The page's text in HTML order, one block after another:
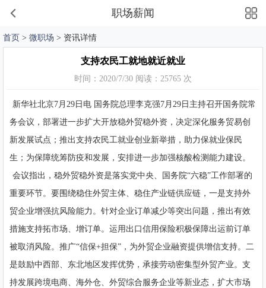
职场薪闻
首页 > 微职场 > 资讯详情
支持农民工就地就近就业
时间：2020/7/30 阅读：25765 次
新华社北京7月29日电 国务院总理李克强7月29日主持召开国务院常
务会议，部署进一步扩大开放稳外贸稳外资，决定深化服务贸易创
新发展试点；推出支持农民工就业创业新举措，助力保就业保民
生；为保障统筹防疫和发展，安排进一步加强核酸检测能力建设。
会议指出，稳外贸稳外资是落实党中央、国务院“六稳”工作部署的
重要环节。要围绕稳住外贸主体、稳住产业链供应链，一是支持外
贸企业增强抗风险能力。针对企业订单减少等突出问题，推出有效
措施支持拓市场、增订单。运用出口信用保险积极保障出运前订单
被取消风险。推广“信保+担保”，为外贸企业融资提供增信支持。二
是鼓励中西部、东北地区发挥优势，承接劳动密集型外贸产业。支
持发展跨境电商、海外仓、外贸综合服务企业等新业态，扩大市场